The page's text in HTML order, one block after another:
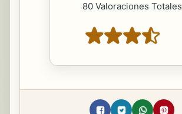
80 Valoraciones Totales